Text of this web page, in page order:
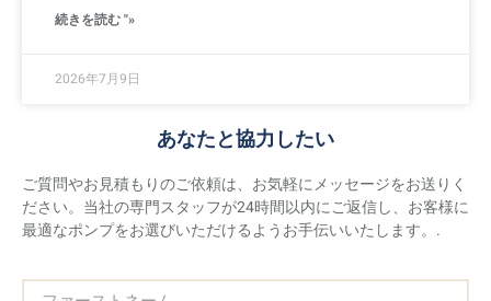
続きを読む "»
2026年7月9日
あなたと協力したい
ご質問やお見積もりのご依頼は、お気軽にメッセージをお送りく
ださい。当社の専門スタッフが24時間以内にご返信し、お客様に
最適なポンプをお選びいただけるようお手伝いいたします。.